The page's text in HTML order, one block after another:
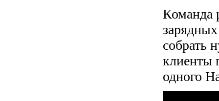
Команда
зарядных
собрать
клиенты
одного